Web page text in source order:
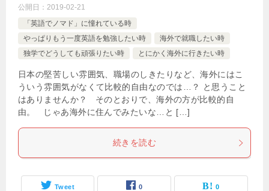
公開日： 2019-02-21
「英語でノマド」に憧れている時
やっぱりもう一度英語を勉強したい時
海外で就職したい時
独学でどうしても頑張りたい時
とにかく海外に行きたい時
日本の堅苦しい雰囲気、職場のしきたりなど、海外にはこ
ういう雰囲気がなくて比較的自由なのでは…？ と思うこと
はありませんか？ そのとおりで、海外の方が比較的自
由。 じゃあ海外に住んでみたいな…と […]
続きを読む
Tweet 0 0